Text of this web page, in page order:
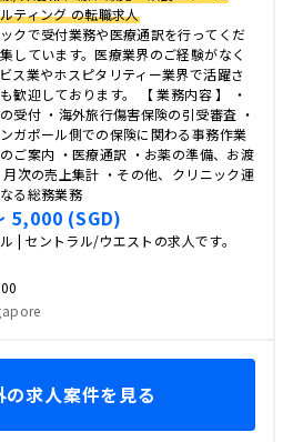
ティング の転職求人
クで受付業務や医療通訳を行ってくだ
しています。医療業界のご経験がなく
ス業やホスピタリティー業界で活躍さ
歓迎しております。 【 業務内容 】 ・
受付 ・海外旅⾏傷害保険の引受審査 ・
ガポール側での保険に関わる事務作業
ご案内 ・医療通訳 ・お薬の準備、お渡
⽉次の売上集計 ・その他、クリニック運
る総務業務
5,000 (SGD)
| セントラル/ウエストの求人です。
の求人案件を見る